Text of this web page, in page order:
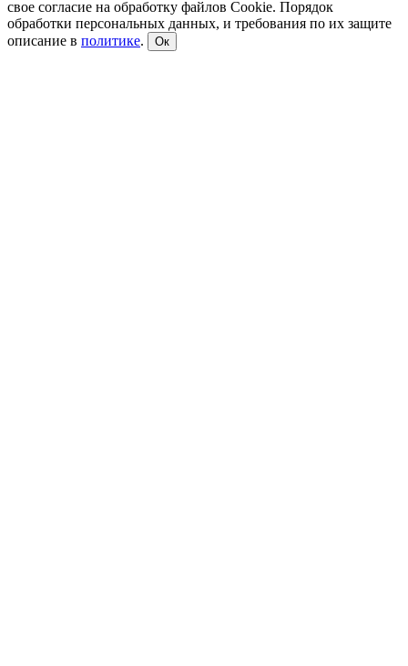
свое согласие на обработку файлов Cookie. Порядок
обработки персональных данных, и требования по их защите
описание в политике. Ок